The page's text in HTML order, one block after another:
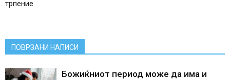
трпение
ПОВРЗАНИ НАПИСИ
Божиќниот период може да има и